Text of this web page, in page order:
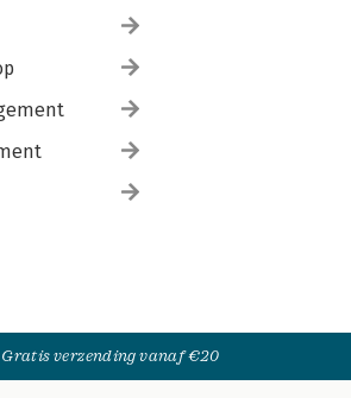
Gratis verzending vanaf €20